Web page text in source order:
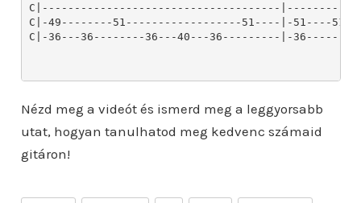
Nézd meg a videót és ismerd meg a leggyorsabb
utat, hogyan tanulhatod meg kedvenc számaid
gitáron!